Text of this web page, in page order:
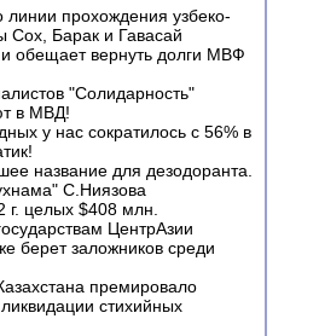
прохождения узбеко-
Сох, Барак и Гавасай
обещает вернуть долги МВФ
"Солидарность"
в МВД!
у нас сократилось с 56% в
название для дезодоранта.
С.Ниязова
целых $408 млн.
ЦентрАзии
берет заложников среди
премировало
стихийных